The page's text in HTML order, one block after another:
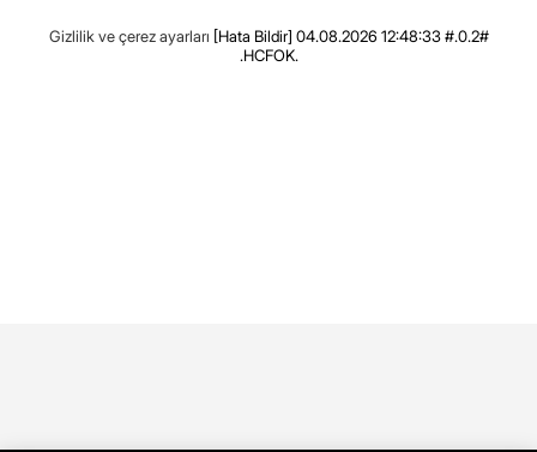
Gizlilik ve çerez ayarları [Hata Bildir] 04.08.2026 12:48:33 #.0.2#
.HCFOK.